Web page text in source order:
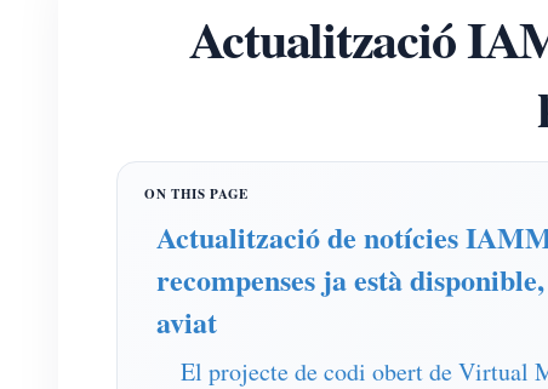
Actualització
Actualització de notícies
recompenses ja està
aviat
El projecte de codi obert de Virtual